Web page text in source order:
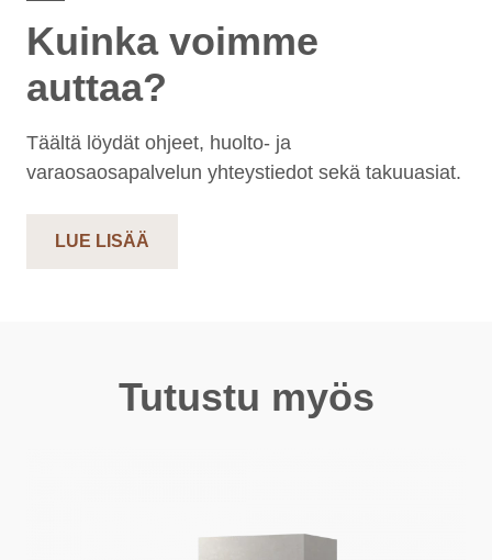
Kuinka voimme
auttaa?
Täältä löydät ohjeet, huolto- ja
varaosaosapalvelun yhteystiedot sekä takuuasiat.
LUE LISÄÄ
Tutustu myös